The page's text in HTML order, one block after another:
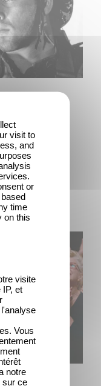
para
visit to
and
or
time
on this
visite
et
Vous
notre
sur ce